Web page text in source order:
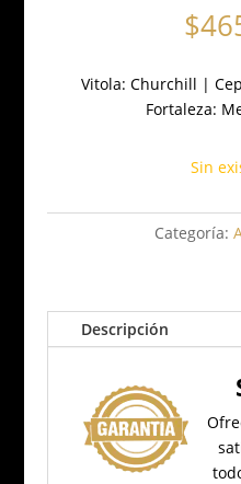
$
Vitola: Churchill |
Fortaleza:
Sin
Categoría:
Descripción